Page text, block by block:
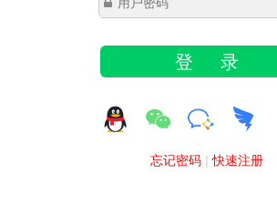
登 录
忘记密码 | 快速注册